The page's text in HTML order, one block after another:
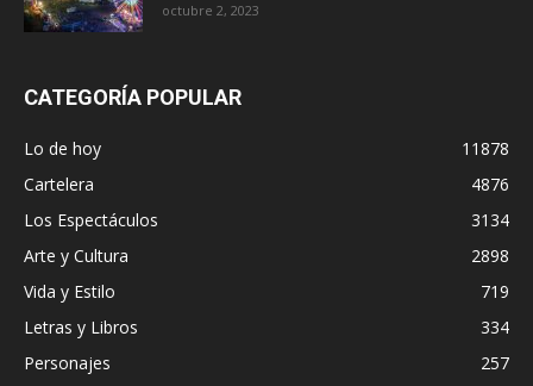
octubre 2, 2023
CATEGORÍA POPULAR
Lo de hoy
11878
Cartelera
4876
Los Espectáculos
3134
Arte y Cultura
2898
Vida y Estilo
719
Letras y Libros
334
Personajes
257